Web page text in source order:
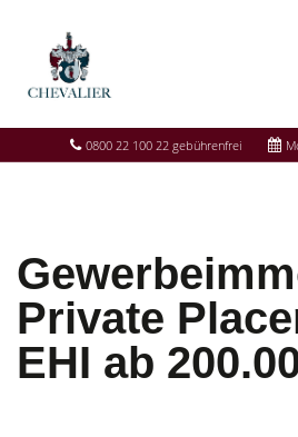
0800 22 100 22 gebührenfrei
Private
EHI ab